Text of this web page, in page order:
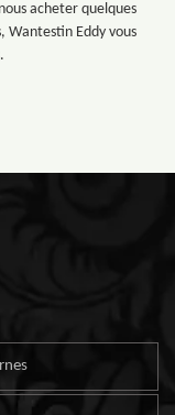
acheter quelques
Wantestin Eddy vous